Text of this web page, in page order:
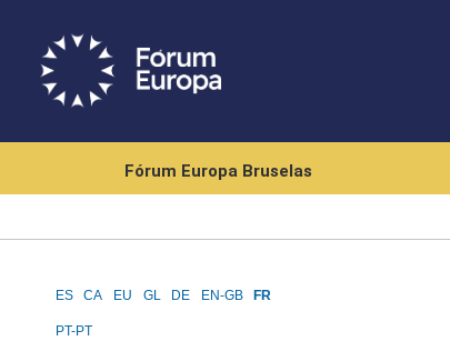
Fórum Europa Bruselas
ES CA EU GL DE EN-GB FR
PT-PT